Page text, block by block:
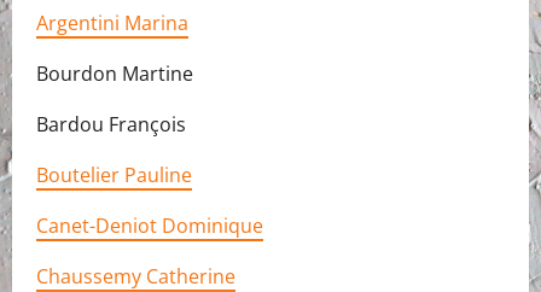
Argentini Marina
Bourdon Martine
Bardou François
Boutelier Pauline
Canet-Deniot Dominique
Chaussemy Catherine